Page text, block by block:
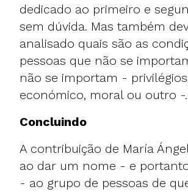
dedicado ao primeiro e
sem dúvida. Mas também
analisado quais são as
pessoas que não se
não se importam -
económico, moral ou outro -.
Concluindo
A contribuição de María
ao dar um nome - e
- ao grupo de pessoas de